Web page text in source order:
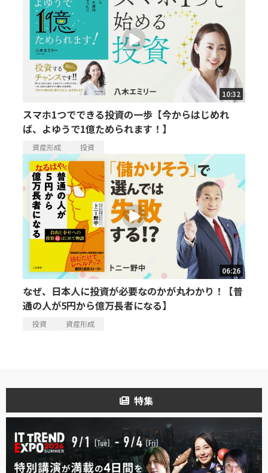
10:32
スマホ1つでできる投資の一歩【今からはじめれ
ば、よゆうで1億ためられます！】
資産形成 投資
06:26
なぜ、日本人に投資が必要なのかが丸わかり！【普
通の人が5円から億万長者になる】
投資 資産形成
特集